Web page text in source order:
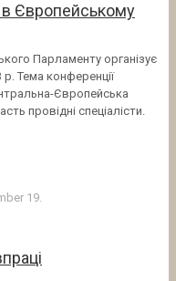
в Європейському
Парламенту організує
Тема конференції
Європейська
провідні спеціалісти.
19.